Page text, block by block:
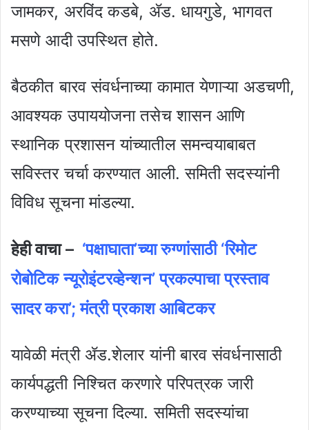
जामकर, अरविंद कडबे, ॲड. धायगुडे, भागवत
मसणे आदी उपस्थित होते.
बैठकीत बारव संवर्धनाच्या कामात येणाऱ्या अडचणी,
आवश्यक उपाययोजना तसेच शासन आणि
स्थानिक प्रशासन यांच्यातील समन्वयाबाबत
सविस्तर चर्चा करण्यात आली. समिती सदस्यांनी
विविध सूचना मांडल्या.
हेही वाचा – ‘पक्षाघाता’च्या रुग्णांसाठी ‘रिमोट
रोबोटिक न्यूरोइंटरव्हेन्शन’ प्रकल्पाचा प्रस्ताव
सादर करा’; मंत्री प्रकाश आबिटकर
यावेळी मंत्री ॲड.शेलार यांनी बारव संवर्धनासाठी
कार्यपद्धती निश्चित करणारे परिपत्रक जारी
करण्याच्या सूचना दिल्या. समिती सदस्यांचा